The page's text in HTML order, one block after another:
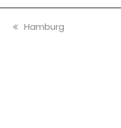
vorheriger
Hamburg